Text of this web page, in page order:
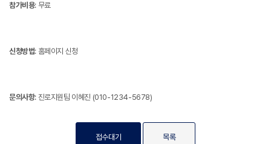
참가비용: 무료
신청방법: 홈페이지 신청
문의사항: 진로지원팀 이혜진 (010-1234-5678)
접수대기 목록